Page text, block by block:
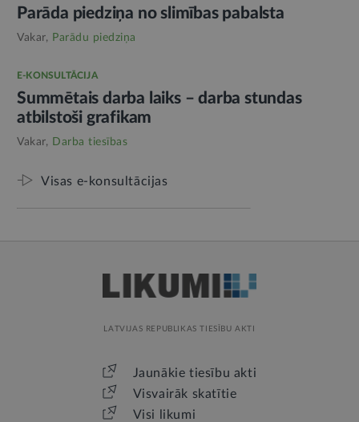
Parāda piedziņa no slimības pabalsta
Vakar, Parādu piedziņa
E-KONSULTĀCIJA
Summētais darba laiks – darba stundas
atbilstoši grafikam
Vakar, Darba tiesības
Visas e-konsultācijas
LATVIJAS REPUBLIKAS TIESĪBU AKTI
Jaunākie tiesību akti
Visvairāk skatītie
Visi likumi